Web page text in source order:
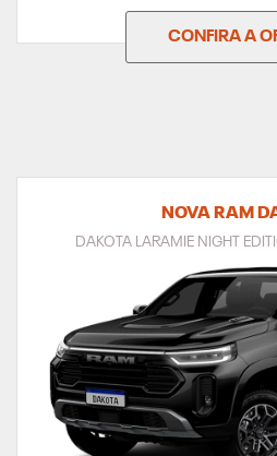
CONFIRA A
NOVA RAM
DAKOTA LARAMIE NIGHT